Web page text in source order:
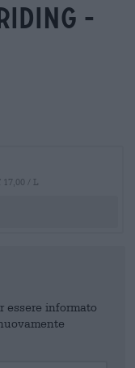
-
17,00 / L
essere informato